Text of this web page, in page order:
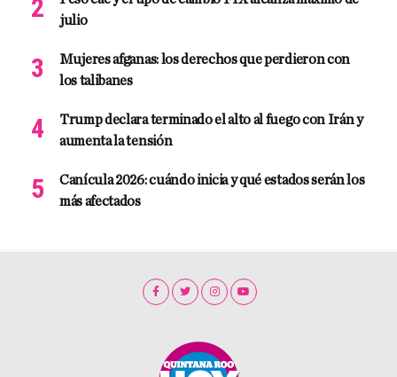
julio
Mujeres afganas: los derechos que perdieron con
los talibanes
Trump declara terminado el alto al fuego con Irán y
aumenta la tensión
Canícula 2026: cuándo inicia y qué estados serán los
más afectados